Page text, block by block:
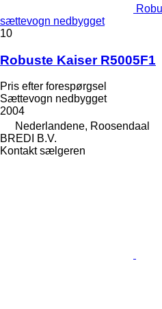
sættevogn nedbygget
10
Robuste Kaiser R5005F1
Pris efter forespørgsel
Sættevogn nedbygget
2004
Nederlandene, Roosendaal
BREDI B.V.
Kontakt sælgeren